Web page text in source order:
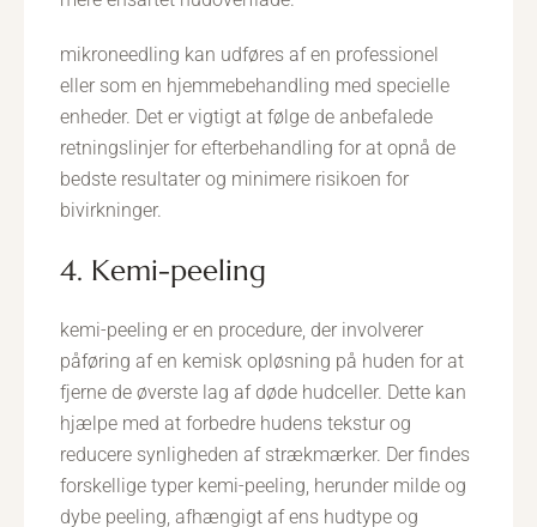
mikroneedling kan udføres af en professionel
eller som en hjemmebehandling med specielle
enheder. Det er vigtigt at følge de anbefalede
retningslinjer for efterbehandling for at opnå de
bedste resultater og minimere risikoen for
bivirkninger.
4. Kemi-peeling
kemi-peeling er en procedure, der involverer
påføring af en kemisk opløsning på huden for at
fjerne de øverste lag af døde hudceller. Dette kan
hjælpe med at forbedre hudens tekstur og
reducere synligheden af strækmærker. Der findes
forskellige typer kemi-peeling, herunder milde og
dybe peeling, afhængigt af ens hudtype og